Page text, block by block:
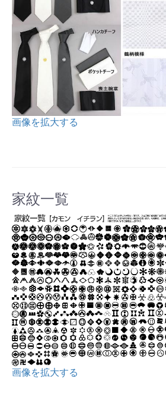
画像を拡大する
家紋一覧
画像を拡大する